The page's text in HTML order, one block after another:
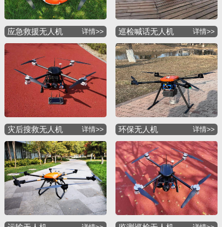
应急救援无人机 详情>> 巡检喊话无人机 详情>>
灾后搜救无人机 详情>> 环保无人机 详情>>